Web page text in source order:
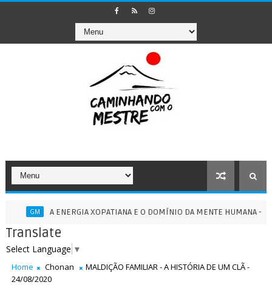
A ENERGIA XOPATIANA E O DOMÍNIO DA MENTE HUMANA - 13/07/2026
Translate
Select Language ▼
Home Chonan
MALDIÇÃO FAMILIAR - A HISTÓRIA DE UM CLÃ -
24/08/2020